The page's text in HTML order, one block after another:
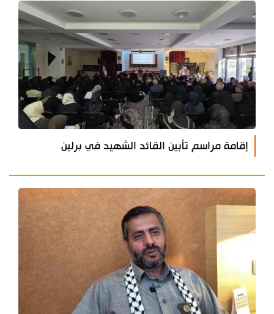
إقامة مراسم تأبين القائد الشهيد في برلين